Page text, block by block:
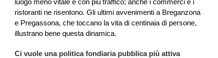
ristoranti ne risentono. Gli ultimi avvenimenti a Breganzona
e Pregassona, che toccano la vita di centinaia di persone,
illustrano bene questa dinamica.
Ci vuole una politica fondiaria pubblica più attiva